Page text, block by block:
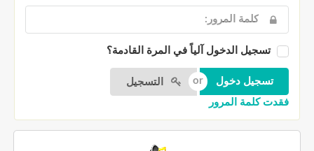
تسجيل الدخول آلياً في المرة القادمة؟
التسجيل
فقدت كلمة المرور